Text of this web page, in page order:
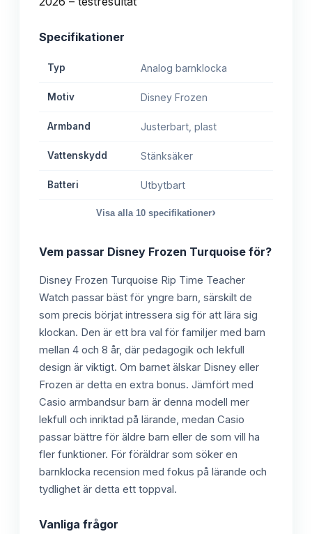
Specifikationer
Typ Analog barnklocka
Motiv Disney Frozen
Armband Justerbart, plast
Vattenskydd Stänksäker
Batteri Utbytbart
Visa alla 10 specifikationer›
Vem passar Disney Frozen Turquoise för?
Disney Frozen Turquoise Rip Time Teacher
Watch passar bäst för yngre barn, särskilt de
som precis börjat intressera sig för att lära sig
klockan. Den är ett bra val för familjer med barn
mellan 4 och 8 år, där pedagogik och lekfull
design är viktigt. Om barnet älskar Disney eller
Frozen är detta en extra bonus. Jämfört med
Casio armbandsur barn är denna modell mer
lekfull och inriktad på lärande, medan Casio
passar bättre för äldre barn eller de som vill ha
fler funktioner. För föräldrar som söker en
barnklocka recension med fokus på lärande och
tydlighet är detta ett toppval.
Vanliga frågor